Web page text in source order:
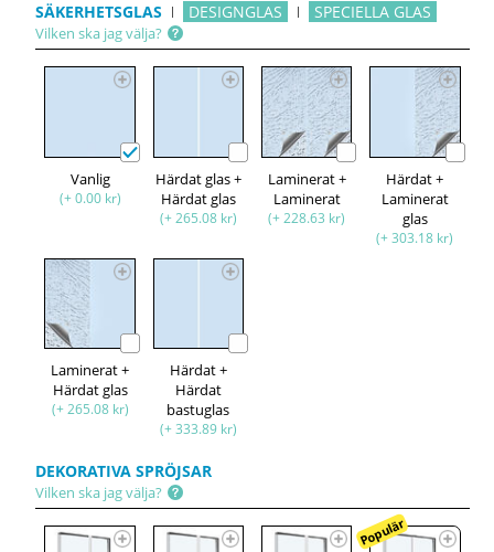
SÄKERHETSGLAS DESIGNGLAS SPECIELLA GLAS
Vilken ska jag välja?
Vanlig
(+ 0.00 kr)
Härdat glas +
Härdat glas
(+ 265.08 kr)
Laminerat +
Laminerat
(+ 228.63 kr)
Härdat +
Laminerat
glas
(+ 303.18 kr)
Laminerat +
Härdat glas
(+ 265.08 kr)
Härdat +
Härdat
bastuglas
(+ 333.89 kr)
DEKORATIVA SPRÖJSAR
Vilken ska jag välja?
Populär